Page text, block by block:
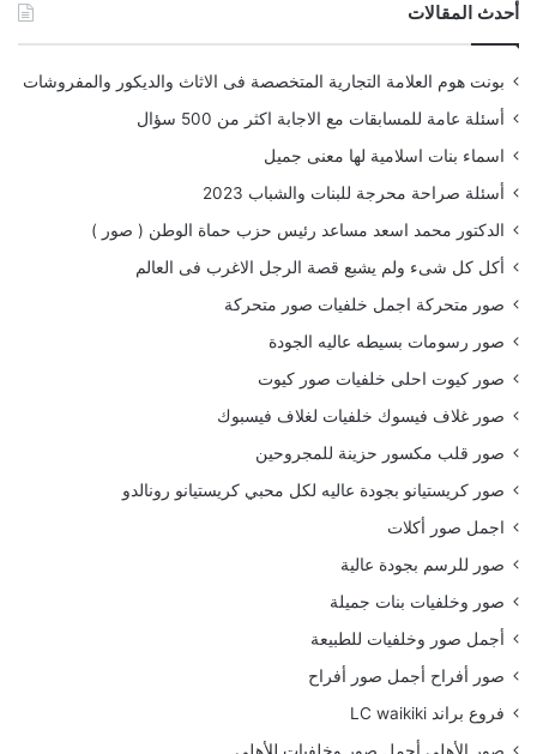
أحدث المقالات
بونت هوم العلامة التجارية المتخصصة فى الاثاث والديكور والمفروشات
أسئلة عامة للمسابقات مع الاجابة اكثر من 500 سؤال
اسماء بنات اسلامية لها معنى جميل
أسئلة صراحة محرجة للبنات والشباب 2023
الدكتور محمد اسعد مساعد رئيس حزب حماة الوطن ( صور )
أكل كل شىء ولم يشبع قصة الرجل الاغرب فى العالم
صور متحركة اجمل خلفيات صور متحركة
صور رسومات بسيطه عاليه الجودة
صور كيوت احلى خلفيات صور كيوت
صور غلاف فيسوك خلفيات لغلاف فيسبوك
صور قلب مكسور حزينة للمجروحين
صور كريستيانو بجودة عاليه لكل محبي كريستيانو رونالدو
اجمل صور أكلات
صور للرسم بجودة عالية
صور وخلفيات بنات جميلة
أجمل صور وخلفيات للطبيعة
صور أفراح أجمل صور أفراح
فروع براند LC waikiki